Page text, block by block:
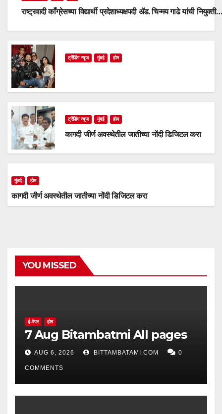
राष्ट्रवादी काँग्रेसच्या विद्यार्थी प्रदेशाध्यक्षपदी ॲड. चिन्मय गाढे यांची नियुक्ती…
ट्रेंडिंग न्यूज मुंबई होम
ट्रेंडिंग न्यूज मुंबई होम
कागदी जीर्ण अवस्थेतील जातीच्या नोंदी डिजिटल करा
मुंबई होम
कागदी जीर्ण अवस्थेतील जातीच्या नोंदी डिजिटल करा
YOU MISSED
ई-पेपर होम
7 Aug Bitambatmi All pages
AUG 6, 2026 BITTAMBATAMI.COM 0
COMMENTS